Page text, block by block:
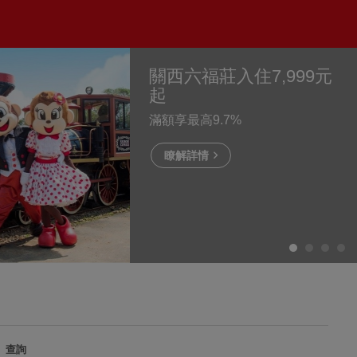
關西六福莊入住7,999元
起
滿額享最高9.7%
瞭解詳情
查詢